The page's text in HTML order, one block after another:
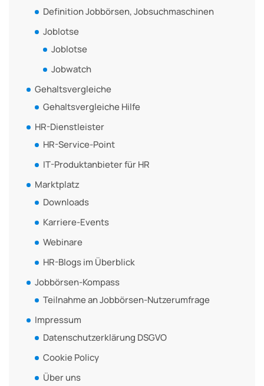
Definition Jobbörsen, Jobsuchmaschinen
Joblotse
Joblotse
Jobwatch
Gehaltsvergleiche
Gehaltsvergleiche Hilfe
HR-Dienstleister
HR-Service-Point
IT-Produktanbieter für HR
Marktplatz
Downloads
Karriere-Events
Webinare
HR-Blogs im Überblick
Jobbörsen-Kompass
Teilnahme an Jobbörsen-Nutzerumfrage
Impressum
Datenschutzerklärung DSGVO
Cookie Policy
Über uns